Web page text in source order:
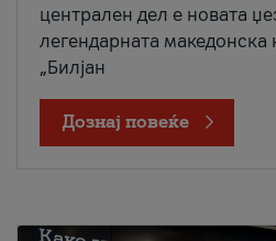
централен дел е новата
легендарната македонска
„Билјан
Дознај повеќе